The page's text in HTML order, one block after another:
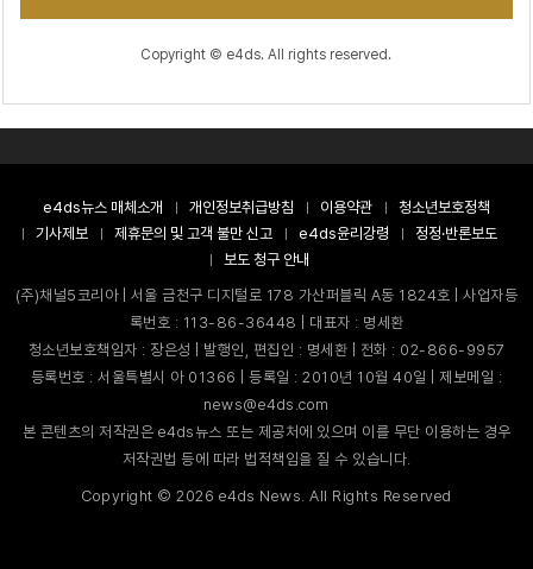
Copyright © e4ds. All rights reserved.
e4ds뉴스 매체소개 개인정보취급방침 이용약관
청소년보호정책
기사제보
제휴문의 및 고객 불만 신고 e4ds윤리강령
정정·반론보도
보도 청구 안내
(주)채널5코리아 | 서울 금천구 디지털로 178 가산퍼블릭 A동 1824호 | 사업자등
록번호 : 113-86-36448 | 대표자 : 명세환
청소년보호책임자 : 장은성 | 발행인, 편집인 : 명세환 | 전화 : 02-866-9957
등록번호 : 서울특별시 아 01366 | 등록일 : 2010년 10월 40일 | 제보메일 :
news@e4ds.com
본 콘텐츠의 저작권은 e4ds뉴스 또는 제공처에 있으며 이를 무단 이용하는 경우
저작권법 등에 따라 법적책임을 질 수 있습니다.
Copyright ©2026 e4ds News. All Rights Reserved